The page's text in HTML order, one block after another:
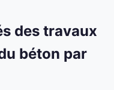
des travaux
béton par